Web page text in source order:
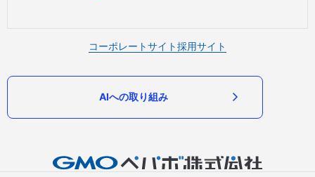
コーポレートサイト採用サイト
AIへの取り組み